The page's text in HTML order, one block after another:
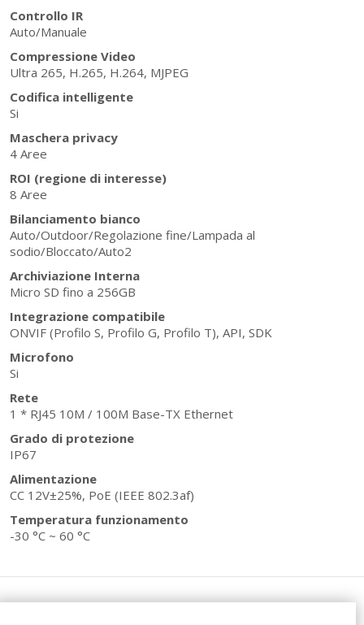
Controllo IR
Auto/Manuale
Compressione Video
Ultra 265, H.265, H.264, MJPEG
Codifica intelligente
Si
Maschera privacy
4 Aree
ROI (regione di interesse)
8 Aree
Bilanciamento bianco
Auto/Outdoor/Regolazione fine/Lampada al
sodio/Bloccato/Auto2
Archiviazione Interna
Micro SD fino a 256GB
Integrazione compatibile
ONVIF (Profilo S, Profilo G, Profilo T), API, SDK
Microfono
Si
Rete
1 * RJ45 10M / 100M Base-TX Ethernet
Grado di protezione
IP67
Alimentazione
CC 12V±25%, PoE (IEEE 802.3af)
Temperatura funzionamento
-30 °C ~ 60 °C